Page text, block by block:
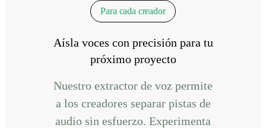
Para cada creador
Aísla voces con precisión para tu
próximo proyecto
Nuestro extractor de voz permite
a los creadores separar pistas de
audio sin esfuerzo. Experimenta